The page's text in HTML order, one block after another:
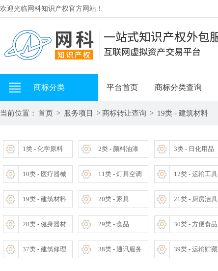
欢迎光临网科知识产权官方网站！
商标分类 平台首页 商标分类查询
当前位置： 首页 > 服务项目 >商标转让查询 > 19类 - 建筑材料
1类 - 化学原料 2类 - 颜料油漆 3类 - 日化用品
10类 - 医疗器械 11类 - 灯具空调 12类 - 运输工具
19类 - 建筑材料 20类 - 家具 21类 - 厨房洁具
28类 - 健身器材 29类 - 食品 30类 - 方便食品
37类 - 建筑修理 38类 - 通讯服务 39类 - 运输贮藏